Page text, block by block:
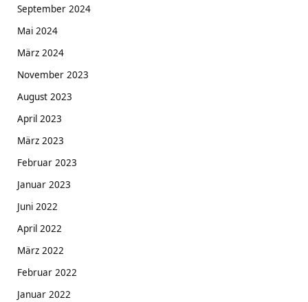
September 2024
Mai 2024
März 2024
November 2023
August 2023
April 2023
März 2023
Februar 2023
Januar 2023
Juni 2022
April 2022
März 2022
Februar 2022
Januar 2022